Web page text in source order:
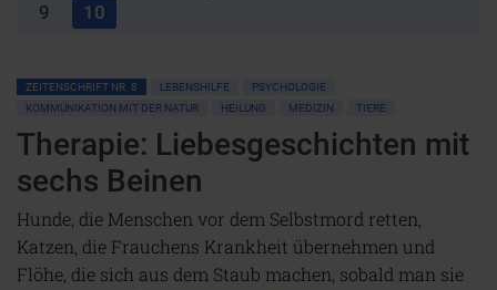
9
10
ZEITENSCHRIFT NR. 8 LEBENSHILFE
PSYCHOLOGIE
KOMMUNIKATION MIT DER NATUR
HEILUNG MEDIZIN TIERE
Therapie: Liebesgeschichten mit
sechs Beinen
Hunde, die Menschen vor dem Selbstmord retten,
Katzen, die Frauchens Krankheit übernehmen und
Flöhe, die sich aus dem Staub machen, sobald man sie